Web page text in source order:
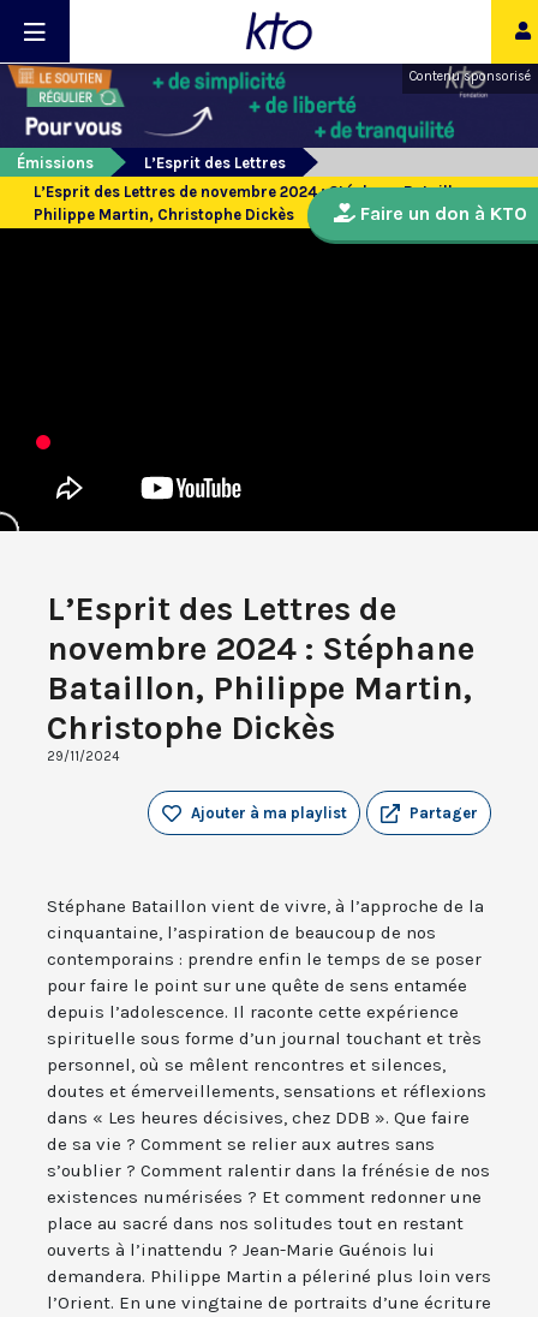
Contenu sponsorisé
Émissions
L’Esprit des Lettres
L’Esprit des Lettres de novembre 2024 : Stéphane Bataillon,
Philippe Martin, Christophe Dickès
L’Esprit des Lettres de
novembre 2024 : Stéphane
Bataillon, Philippe Martin,
Christophe Dickès
29/11/2024
Partager
Ajouter à ma playlist
Stéphane Bataillon vient de vivre, à l’approche de la
cinquantaine, l’aspiration de beaucoup de nos
contemporains : prendre enfin le temps de se poser
pour faire le point sur une quête de sens entamée
depuis l’adolescence. Il raconte cette expérience
spirituelle sous forme d’un journal touchant et très
personnel, où se mêlent rencontres et silences,
doutes et émerveillements, sensations et réflexions
dans « Les heures décisives, chez DDB ». Que faire
de sa vie ? Comment se relier aux autres sans
s’oublier ? Comment ralentir dans la frénésie de nos
existences numérisées ? Et comment redonner une
place au sacré dans nos solitudes tout en restant
ouverts à l’inattendu ? Jean-Marie Guénois lui
demandera. Philippe Martin a péleriné plus loin vers
l’Orient. En une vingtaine de portraits d’une écriture
Faire un don à KTO